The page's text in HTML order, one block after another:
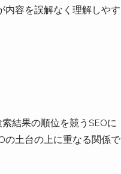
内容を誤解なく理解しやす
結果の順位を競うSEOに
の土台の上に重なる関係で